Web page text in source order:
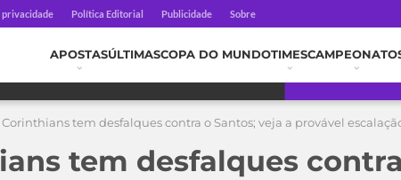
privacidade Política Editorial Publicidade Sobre
APOSTASÚLTIMASCOPA DO MUNDOTIMES
Corinthians tem desfalques contra o Santos; veja a provável
tem desfalques